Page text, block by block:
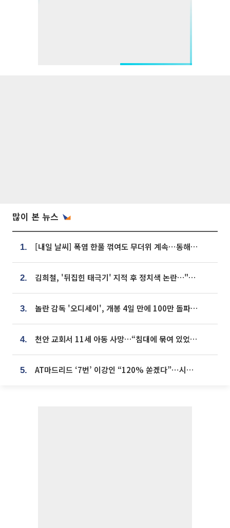
많이 본 뉴스
1. [내일 날씨] 폭염 한풀 꺾여도 무더위 계속⋯동해안 이틀 연속 비
2. 김희철, '뒤집힌 태극기' 지적 후 정치색 논란…"좌우 떠나 우리나라 국기"
3. 놀란 감독 '오디세이', 개봉 4일 만에 100만 돌파⋯'왕사남' 보다 빠르다
4. 천안 교회서 11세 아동 사망…“침대에 묶여 있었다” 진술 확보
5. AT마드리드 ‘7번’ 이강인 “120% 쏟겠다”⋯시메오네 감독 “필요한 선수”